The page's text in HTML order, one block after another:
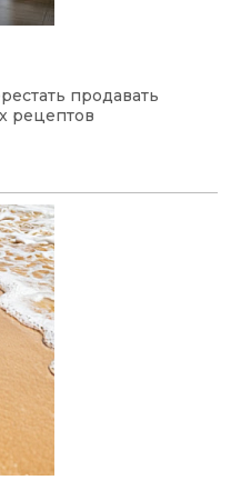
продавать
рецептов